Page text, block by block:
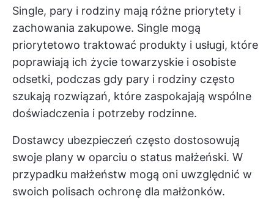
Single, pary i rodziny mają różne priorytety i
zachowania zakupowe. Single mogą
priorytetowo traktować produkty i usługi, które
poprawiają ich życie towarzyskie i osobiste
odsetki, podczas gdy pary i rodziny często
szukają rozwiązań, które zaspokajają wspólne
doświadczenia i potrzeby rodzinne.
Dostawcy ubezpieczeń często dostosowują
swoje plany w oparciu o status małżeński. W
przypadku małżeństw mogą oni uwzględnić w
swoich polisach ochronę dla małżonków.